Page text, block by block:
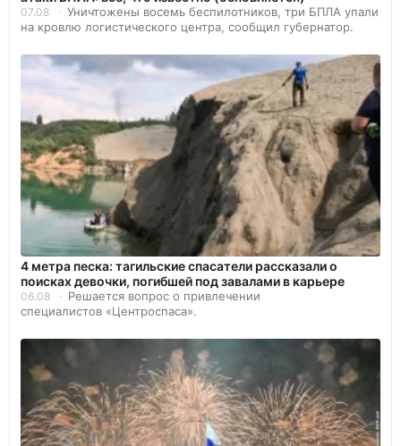
07.08
Уничтожены восемь беспилотников, три БПЛА упали
на кровлю логистического центра, сообщил губернатор.
4 метра песка: тагильские спасатели рассказали о
поисках девочки, погибшей под завалами в карьере
06.08
Решается вопрос о привлечении
специалистов «Центроспаса».